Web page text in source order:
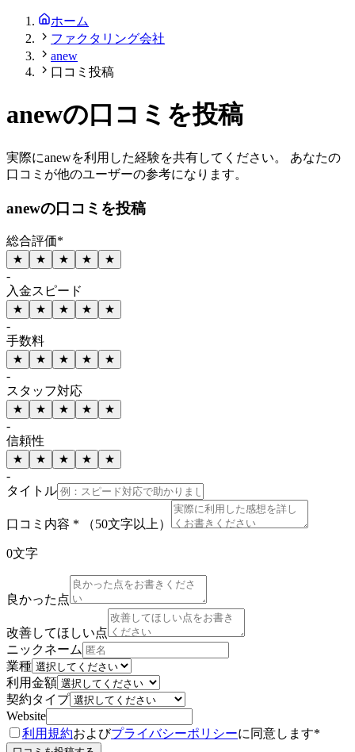
ホーム
ファクタリング会社
anew
口コミ投稿
anewの口コミを投稿
実際にanewを利用した経験を共有してください。 あなたの
口コミが他のユーザーの参考になります。
anewの口コミを投稿
総合評価*
★ ★ ★ ★ ★
-
入金スピード
★ ★ ★ ★ ★
-
手数料
★ ★ ★ ★ ★
-
スタッフ対応
★ ★ ★ ★ ★
-
信頼性
★ ★ ★ ★ ★
-
タイトル
口コミ内容 * （50文字以上）
0文字
良かった点
改善してほしい点
ニックネーム
業種
利用金額
契約タイプ
Website
利用規約およびプライバシーポリシーに同意します*